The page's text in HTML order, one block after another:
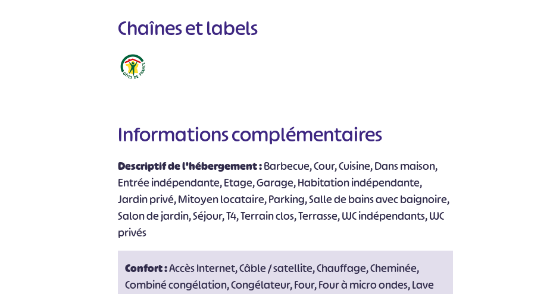
Chaînes et labels
Informations complémentaires
Descriptif de l'hébergement :Barbecue, Cour, Cuisine, Dans maison,
Entrée indépendante, Etage, Garage, Habitation indépendante,
Jardin privé, Mitoyen locataire, Parking, Salle de bains avec baignoire,
Salon de jardin, Séjour, T4, Terrain clos, Terrasse, WC indépendants, WC
privés
Confort :Accès Internet, Câble / satellite, Chauffage, Cheminée,
Combiné congélation, Congélateur, Four, Four à micro ondes, Lave